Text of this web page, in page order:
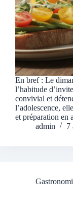
En bref : Le
l’habitude
convivial et
l’adolescence,
et préparation en
admin
7